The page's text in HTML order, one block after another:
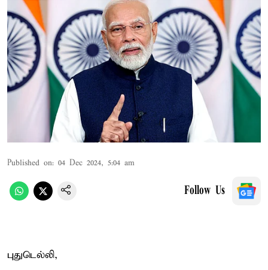
Published on: 04 Dec 2024, 5:04 am
Follow Us
புதுடெல்லி,